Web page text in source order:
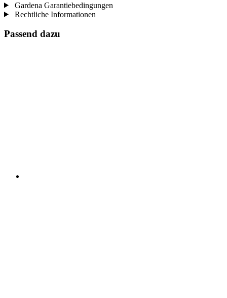
Gardena Garantiebedingungen
Rechtliche Informationen
Passend dazu